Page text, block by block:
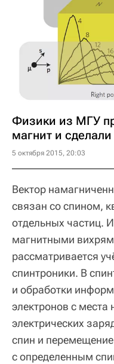
Физики из МГУ
магнит и
5 октября 2015, 20:03
Вектор
связан со спином,
отдельных частиц.
магнитными
рассматривается
спинтроники. В
и обработки
электронов с места
электрических
спин и
с определенным